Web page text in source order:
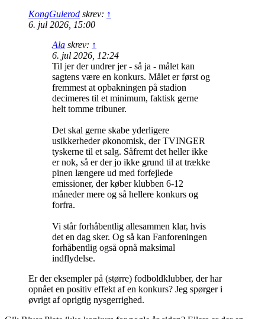
KongGulerod skrev: ↑
6. jul 2026, 15:00
Ala skrev: ↑
6. jul 2026, 12:24
Til jer der undrer jer - så ja - målet kan
sagtens være en konkurs. Målet er først og
fremmest at opbakningen på stadion
decimeres til et minimum, faktisk gerne
helt tomme tribuner.
Det skal gerne skabe yderligere
usikkerheder økonomisk, der TVINGER
tyskerne til et salg. Såfremt det heller ikke
er nok, så er der jo ikke grund til at trække
pinen længere ud med forfejlede
emissioner, der køber klubben 6-12
måneder mere og så hellere konkurs og
forfra.
Vi står forhåbentlig allesammen klar, hvis
det en dag sker. Og så kan Fanforeningen
forhåbentlig også opnå maksimal
indflydelse.
Er der eksempler på (større) fodboldklubber, der har
opnået en positiv effekt af en konkurs? Jeg spørger i
øvrigt af oprigtig nysgerrighed.